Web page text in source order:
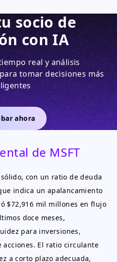
socio de
con IA
real y análisis
tomar decisiones más
ahora
de MSFT
con un ratio de deuda
indica un apalancamiento
$72,916 mil millones en flujo
doce meses,
para inversiones,
El ratio circulante
a corto plazo adecuada,